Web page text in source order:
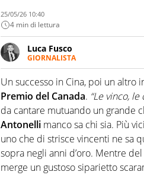
25/05/26 10:40
4 min di lettura
Luca Fusco
GIORNALISTA
Giornalista multimediale.
spesso e volentieri finisce
Un successo in Cina, poi un
Premio del Canada. “Le vinco,
da cantare mutuando un grande
Antonelli manco sa chi sia. Più
uno che di strisce vincenti ne sa
sopra negli anni d’oro. Mentre
merge un gustoso siparietto